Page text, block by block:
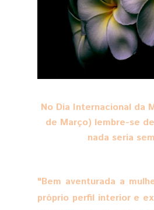
No Dia Internacional da
de Março) lembre-se
nada seria
"Bem aventurada a
próprio perfil interior e